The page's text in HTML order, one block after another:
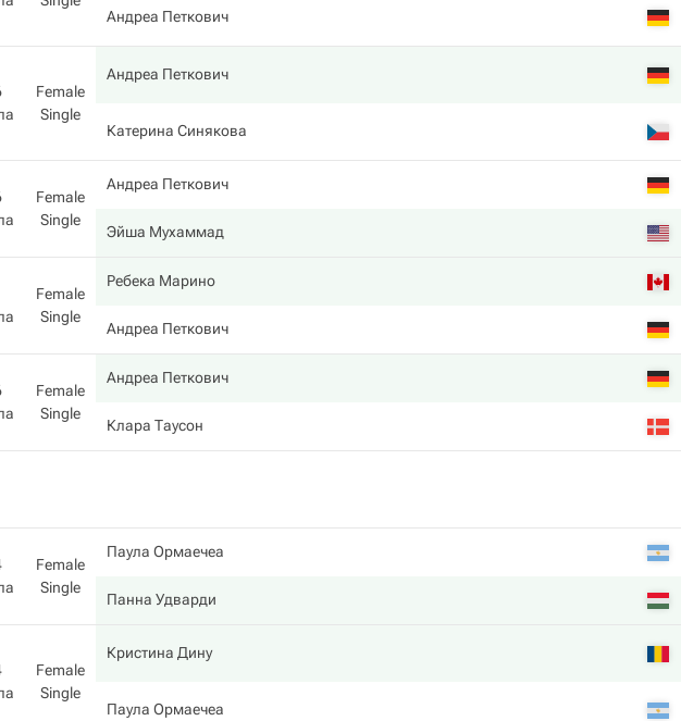
Андреа Петкович
Female
Single
Андреа Петкович
Катерина Синякова
Female
Single
Андреа Петкович
Эйша Мухаммад
Female
Single
Ребека Марино
Андреа Петкович
Female
Single
Андреа Петкович
Клара Таусон
Female
Single
Паула Ормаечеа
Панна Удварди
Female
Single
Кристина Дину
Паула Ормаечеа